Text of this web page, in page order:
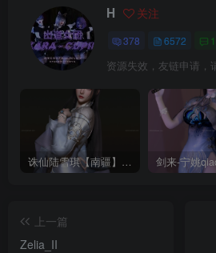
H 关注
378 6572
资源失效，友链申请，
诛仙陆雪琪【南疆】CoveRig
上一篇
Zelia_II